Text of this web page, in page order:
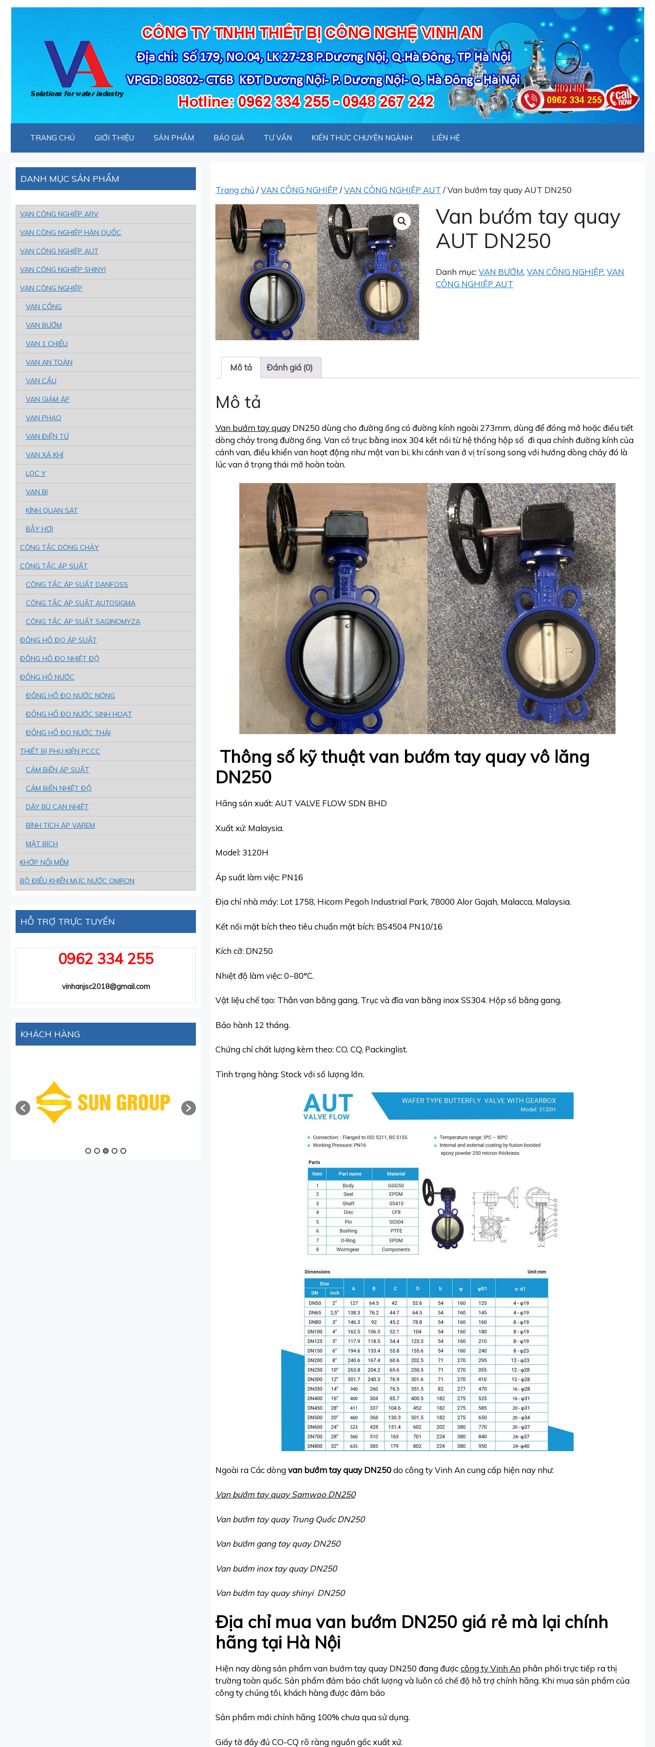
Chuyển
TRANG CHỦ GIỚI THIỆU SẢN PHẨM BÁO GIÁ TƯ VẤN KIẾN THỨC CHUYÊN NGÀNH LIÊN HỆ
Trang chủ /VAN CÔNG NGHIỆP /VAN CÔNG NGHIỆP AUT / Van bướm tay quay AUT DN250
Van bướm tay quay
AUT DN250
Danh mục:VAN BƯỚM,VAN CÔNG NGHIỆP,VAN
CÔNG NGHIỆP AUT
Mô tả Đánh giá (0)
Mô tả
Van bướm tay quay DN250 dùng cho đường ống có đường kính ngoài 273mm, dùng để đóng mở hoặc điều tiết
dòng chảy trong đường ống. Van có trục bằng inox 304 kết nối từ hệ thống hộp số đi qua chính đường kính của
cánh van, điều khiển van hoạt động như một van bi, khi cánh van ở vị trí song song với hướng dòng chảy đó là
lúc van ở trạng thái mở hoàn toàn.
Thông số kỹ thuật van bướm tay quay vô lăng
DN250
Hãng sản xuất: AUT VALVE FLOW SDN BHD
Xuất xứ: Malaysia.
Model: 3120H
Áp suất làm việc: PN16
Địa chỉ nhà máy: Lot 1758, Hicom Pegoh Industrial Park, 78000 Alor Gajah, Malacca, Malaysia.
Kết nối mặt bích theo tiêu chuẩn mặt bích: BS4504 PN10/16
Kích cỡ: DN250
Nhiệt độ làm việc: 0~80°C.
Vật liệu chế tạo: Thân van bằng gang, Trục và đĩa van bằng inox SS304. Hộp số bằng gang.
Bảo hành 12 tháng.
Chứng chỉ chất lượng kèm theo: CO, CQ, Packinglist.
Tình trạng hàng: Stock với số lượng lớn.
Ngoài ra Các dòngvan bướm tay quay DN250do công ty Vinh An cung cấp hiện nay như:
Van bướm tay quay Samwoo DN250
Van bướm tay quay Trung Quốc DN250
Van bướm gang tay quay DN250
Van bướm inox tay quay DN250
Van bướm tay quay shinyi DN250
Địa chỉ mua van bướm DN250 giá rẻ mà lại chính
hãng tại Hà Nội
Hiện nay dòng sản phẩm van bướm tay quay DN250 đang đượccông ty Vinh An phân phối trực tiếp ra thị
trường toàn quốc. Sản phẩm đảm bảo chất lượng và luôn có chế độ hỗ trợ chính hãng. Khi mua sản phẩm của
công ty chúng tôi, khách hàng được đảm bảo
Sản phẩm mới chính hãng 100% chưa qua sử dụng.
Giấy tờ đầy đủ CO-CQ rõ ràng nguồn gốc xuất xứ.
DANH MỤC SẢN PHẨM
VAN CÔNG NGHIỆP ARV
VAN CÔNG NGHIỆP HÀN QUỐC
VAN CÔNG NGHIỆP AUT
VAN CÔNG NGHIỆP SHINYI
VAN CÔNG NGHIỆP
VAN CỔNG
VAN BƯỚM
VAN 1 CHIỀU
VAN AN TOÀN
VAN CẦU
VAN GIẢM ÁP
VAN PHAO
VAN ĐiỆN TỪ
VAN XẢ KHÍ
LỌC Y
VAN BI
KÍNH QUAN SÁT
BẪY HƠI
CÔNG TẮC DÒNG CHẢY
CÔNG TẮC ÁP SUẤT
CÔNG TẮC ÁP SUẤT DANFOSS
CÔNG TẮC ÁP SUẤT AUTOSIGMA
CÔNG TẮC ÁP SUẤT SAGINOMYZA
ĐỒNG HỒ ĐO ÁP SUẤT
ĐỒNG HỒ ĐO NHIỆT ĐỘ
ĐỒNG HỒ NƯỚC
ĐỒNG HỒ ĐO NƯỚC NÓNG
ĐỒNG HỒ ĐO NƯỚC SINH HOẠT
ĐỒNG HỒ ĐO NƯỚC THẢI
THIẾT BỊ PHỤ KIỆN PCCC
CẢM BiẾN ÁP SUẤT
CẢM BiẾN NHIỆT ĐỘ
DÂY BÙ CAN NHIỆT
BÌNH TÍCH ÁP VAREM
MẶT BÍCH
KHỚP NỐI MỀM
BỘ ĐIỀU KHIỂN MỰC NƯỚC OMRON
HỖ TRỢ TRỰC TUYẾN
0962 334 255
vinhanjsc2018@gmail.com
KHÁCH HÀNG